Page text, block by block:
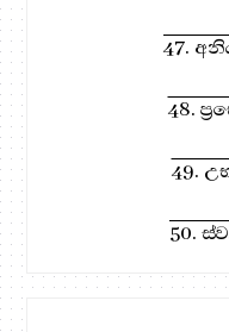
47.
48.
49.
50.